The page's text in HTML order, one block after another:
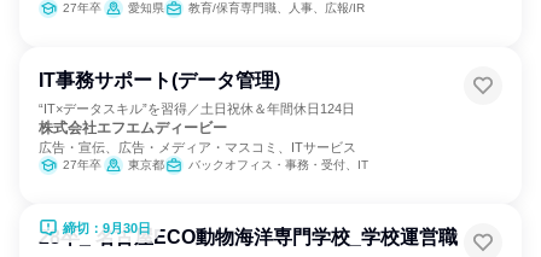
27年卒 愛知県 教育/保育専門職、人事、広報/IR
IT事務サポート(データ管理)
“IT×データスキル”を習得／土日祝休＆年間休日124日
株式会社エフエムディービー
広告・宣伝、広告・メディア・マスコミ、ITサービス
27年卒 東京都 バックオフィス・事務・受付、IT
締切：9月30日
28卒_ 名古屋ECO動物海洋専門学校_学校運営職